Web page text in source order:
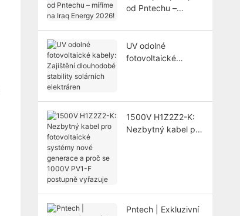
od Pntechu –
Energy 2026!
UV odolné
fotovoltaické
1500V H1Z2Z2-K:
Nezbytný kabel pro
Pntech | Exkluzivní